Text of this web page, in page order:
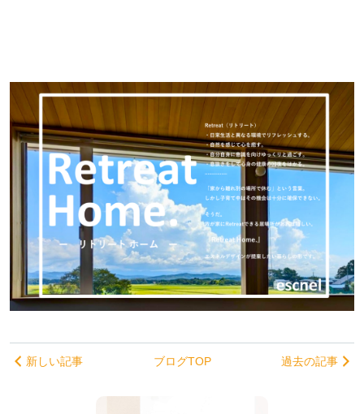
新しい記事 ブログTOP 過去の記事